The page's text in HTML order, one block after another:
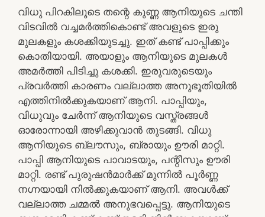
വിധു പിറകിലൂടെ തന്റെ കുണ്ണ ആനിയുടെ ചന്തി
വിടവിൽ വച്ചമർത്തികൊണ്ട് അവളുടെ ഇരു
മുലകളും കശക്കിയുടച്ചു. ഇത് കണ്ട് പാപ്പിക്കും
കൊതിയായി. അയാളും ആനിയുടെ മുലകൾ
അമർത്തി പിടിച്ചു കശക്കി. ഇരുവരുടെയും
പ്രവർത്തി കാരണം വല്ലാത്ത അനുഭൂതിയിൽ
എത്തിനിൽക്കുകയാണ് ആനി. പാപ്പിയും,
വിധുവും ചേർന്ന് ആനിയുടെ വസ്ത്രങ്ങൾ
ഓരോന്നായി അഴിക്കുവാൻ തുടങ്ങി. വിധു
ആനിയുടെ ബ്ലൗസും, ബ്രായും ഊരി മാറ്റി.
പാപ്പി ആനിയുടെ പാവാടയും, പന്റീസും ഊരി
മാറ്റി. രണ്ട് പുരുഷൻമാർക്ക് മുന്നിൽ പൂർണ്ണ
നഗ്നയായി നിൽക്കുകയാണ് ആനി. അവൾക്ക്
വല്ലാത്ത ചമ്മൽ അനുഭവപ്പെട്ടു. ആനിയുടെ